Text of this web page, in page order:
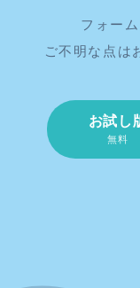
フォー
ご不明な点は
お試し
無料